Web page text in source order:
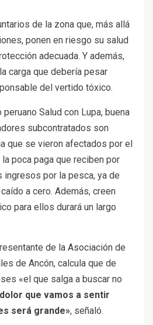
de la zona que, más allá
ponen en riesgo su salud
adecuada. Y además,
carga que debería pesar
del vertido tóxico.
Salud con Lupa, buena
subcontratados son
que se vieron afectados por el
poca paga que reciben por
ingresos por la pesca, ya de
a cero. Además, creen
para ellos durará un largo
de la Asociación de
de Ancón, calcula que de
«el que salga a buscar no
que vamos a sentir
será grande», señaló.